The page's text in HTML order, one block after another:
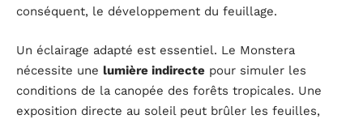
conséquent, le développement du feuillage.
Un éclairage adapté est essentiel. Le Monstera
nécessite une lumière indirecte pour simuler les
conditions de la canopée des forêts tropicales. Une
exposition directe au soleil peut brûler les feuilles,